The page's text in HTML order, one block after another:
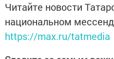
Читайте новости
национальном
https://max.ru/tatmedia